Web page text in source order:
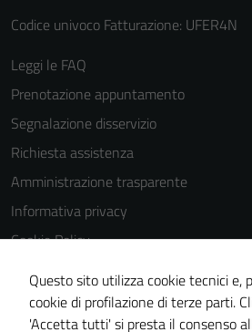
Codice univoco Fatturazione: UFER4N
Leggi le FAQ
Prenotazione appuntamento
Segnalazione disservizio
Richiesta assistenza
Amministrazione trasparente
Informativa privacy
Cookie Policy
Note legali
Dichiarazione di accessibilità
Obiettivi di accessibilità
Questo sito utilizza cookie tecnici e,
cookie di profilazione di terze parti.
'Accetta tutti' si presta il consenso